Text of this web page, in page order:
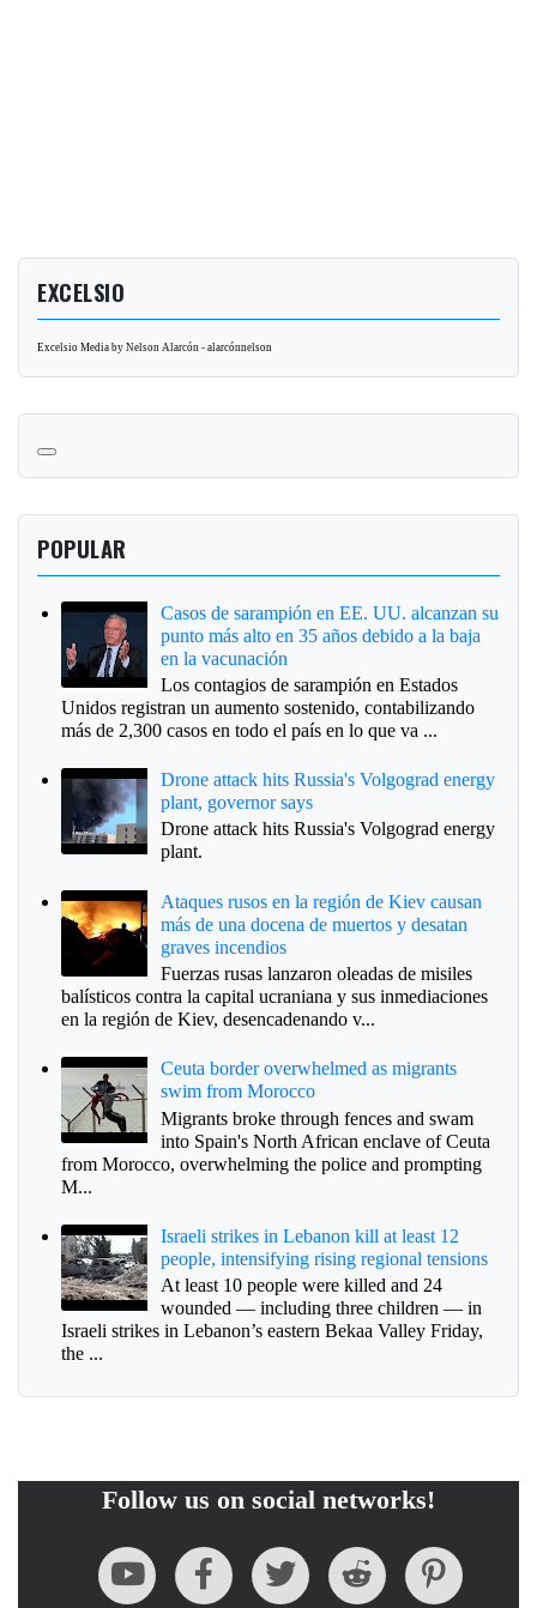
EXCELSIO
Excelsio Media by Nelson Alarcón - alarcónnelson
POPULAR
Casos de sarampión en EE. UU. alcanzan su
punto más alto en 35 años debido a la baja
en la vacunación
Los contagios de sarampión en Estados
Unidos registran un aumento sostenido, contabilizando
más de 2,300 casos en todo el país en lo que va ...
Drone attack hits Russia's Volgograd energy
plant, governor says
Drone attack hits Russia's Volgograd energy
plant.
Ataques rusos en la región de Kiev causan
más de una docena de muertos y desatan
graves incendios
Fuerzas rusas lanzaron oleadas de misiles
balísticos contra la capital ucraniana y sus inmediaciones
en la región de Kiev, desencadenando v...
Ceuta border overwhelmed as migrants
swim from Morocco
Migrants broke through fences and swam
into Spain's North African enclave of Ceuta
from Morocco, overwhelming the police and prompting
M...
Israeli strikes in Lebanon kill at least 12
people, intensifying rising regional tensions
At least 10 people were killed and 24
wounded — including three children — in
Israeli strikes in Lebanon’s eastern Bekaa Valley Friday,
the ...
Follow us on social networks!